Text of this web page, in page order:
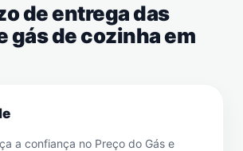
de entrega das
gás de cozinha em
a confiança no Preço do Gás e